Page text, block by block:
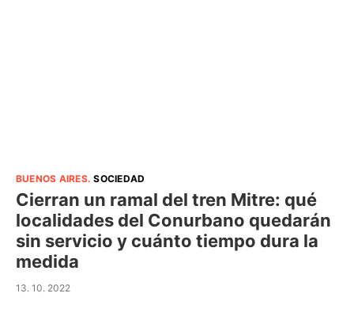
BUENOS AIRES.SOCIEDAD
Cierran un ramal del tren Mitre: qué
localidades del Conurbano quedarán
sin servicio y cuánto tiempo dura la
medida
13. 10. 2022